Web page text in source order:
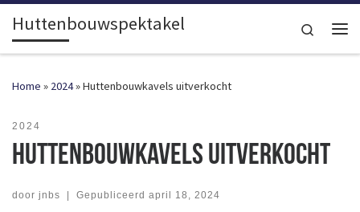
Ga naar inhoud
Huttenbouwspektakel
Search
Home » 2024»Huttenbouwkavels uitverkocht
2024
Huttenbouwkavels uitverkocht
door jnbs | Gepubliceerd april 18, 2024